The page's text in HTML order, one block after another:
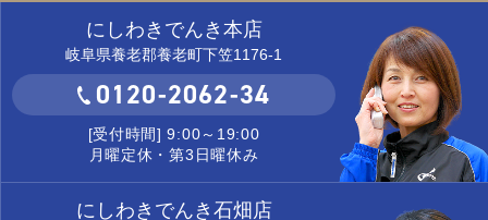
にしわきでんき本店
岐阜県養老郡養老町下笠1176-1
0120-2062-34
[受付時間] 9:00～19:00
月曜定休・第3日曜休み
にしわきでんき石畑店